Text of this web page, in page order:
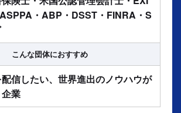
・ABP・DSST・FINRA・S
こんな団体におすすめ
信したい、世界進出のノウハウが
業